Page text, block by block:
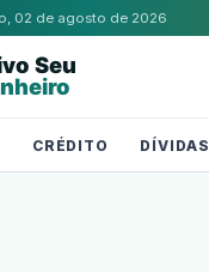
02 de agosto de 2026
CRÉDITO DÍVIDAS